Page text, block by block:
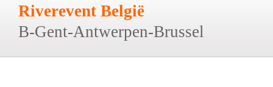
Riverevent België
B-Gent-Antwerpen-Brussel